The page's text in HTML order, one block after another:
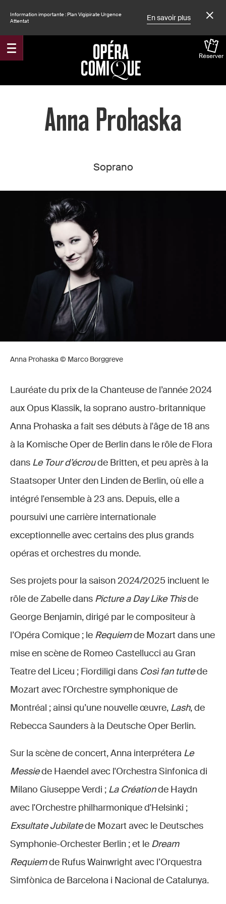
Information importante : Plan Vigipirate Urgence
Attentat
En savoir plus
Réserver
Accueil
Anna Prohaska
Soprano
Anna Prohaska © Marco Borggreve
Lauréate du prix de la Chanteuse de l’année 2024
aux Opus Klassik, la soprano austro-britannique
Anna Prohaska a fait ses débuts à l'âge de 18 ans
à la Komische Oper de Berlin dans le rôle de Flora
dans Le Tour d’écroude Britten, et peu après à la
Staatsoper Unter den Linden de Berlin, où elle a
intégré l'ensemble à 23 ans. Depuis, elle a
poursuivi une carrière internationale
exceptionnelle avec certains des plus grands
opéras et orchestres du monde.
Ses projets pour la saison 2024/2025 incluent le
rôle de Zabelle dans Picture a Day Like Thisde
George Benjamin, dirigé par le compositeur à
l’Opéra Comique ; le Requiemde Mozart dans une
mise en scène de Romeo Castellucci au Gran
Teatre del Liceu ; Fiordiligi dans Così fan tuttede
Mozart avec l'Orchestre symphonique de
Montréal ; ainsi qu’une nouvelle œuvre, Lash, de
Rebecca Saunders à la Deutsche Oper Berlin.
Sur la scène de concert, Anna interprétera Le
Messiede Haendel avec l'Orchestra Sinfonica di
Milano Giuseppe Verdi ; La Créationde Haydn
avec l'Orchestre philharmonique d'Helsinki ;
Exsultate Jubilatede Mozart avec le Deutsches
Symphonie-Orchester Berlin ; et le Dream
Requiemde Rufus Wainwright avec l’Orquestra
Simfònica de Barcelona i Nacional de Catalunya.